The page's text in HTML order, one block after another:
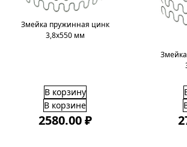
Змейка пружинная цинк
3,8х550 мм
В корзину
В корзине
2580.00 ₽